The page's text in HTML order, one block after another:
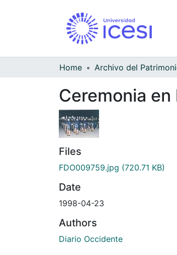
Home
Ceremonia
Files
FDO009759.jpg (720.71 KB)
Date
1998-04-23
Authors
Diario Occidente